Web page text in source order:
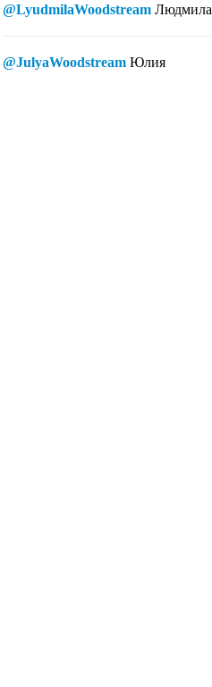
@LyudmilaWoodstream Людмила
@JulyaWoodstream Юлия